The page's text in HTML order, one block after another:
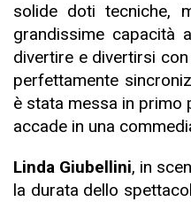
solide doti tecniche,
grandissime capacità
divertire e divertirsi
perfettamente
è stata messa in primo
accade in una
Linda Giubellini, in
la durata dello